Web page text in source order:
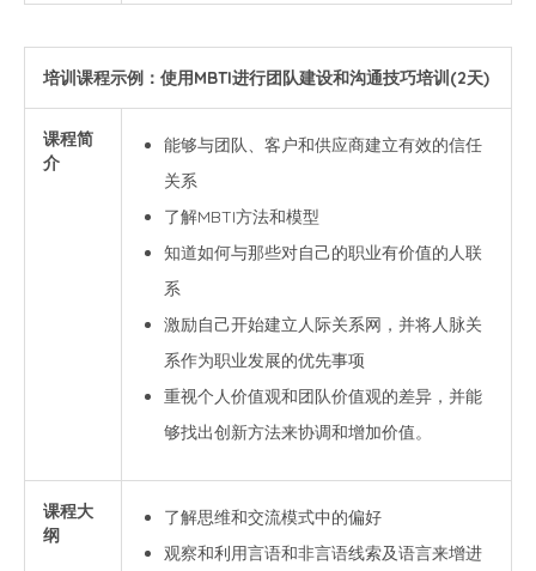
培训课程示例：使用MBTI进行团队建设和沟通技巧培训(2天)
课程简
介
能够与团队、客户和供应商建立有效的信任
关系
了解MBTI方法和模型
知道如何与那些对自己的职业有价值的人联
系
激励自己开始建立人际关系网，并将人脉关
系作为职业发展的优先事项
重视个人价值观和团队价值观的差异，并能
够找出创新方法来协调和增加价值。
课程大
纲
了解思维和交流模式中的偏好
观察和利用言语和非言语线索及语言来增进